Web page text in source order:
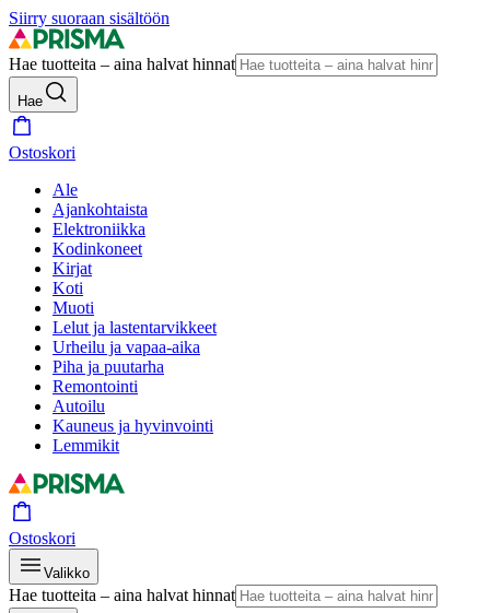
Siirry suoraan sisältöön
Hae tuotteita – aina halvat hinnat
Hae
Ostoskori
Ale
Ajankohtaista
Elektroniikka
Kodinkoneet
Kirjat
Koti
Muoti
Lelut ja lastentarvikkeet
Urheilu ja vapaa-aika
Piha ja puutarha
Remontointi
Autoilu
Kauneus ja hyvinvointi
Lemmikit
Ostoskori
Valikko
Hae tuotteita – aina halvat hinnat